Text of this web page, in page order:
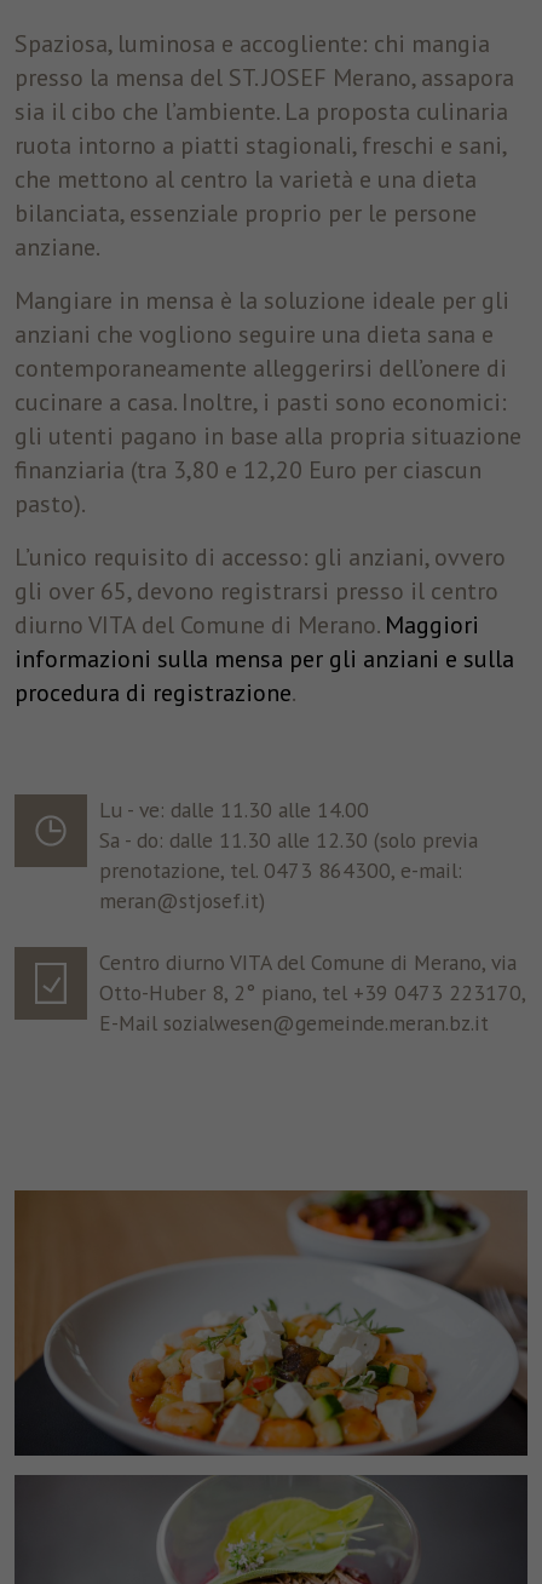
Spaziosa, luminosa e accogliente: chi mangia
presso la mensa del ST. JOSEF Merano, assapora
sia il cibo che l’ambiente. La proposta culinaria
ruota intorno a piatti stagionali, freschi e sani,
che mettono al centro la varietà e una dieta
bilanciata, essenziale proprio per le persone
anziane.
Mangiare in mensa è la soluzione ideale per gli
anziani che vogliono seguire una dieta sana e
contemporaneamente alleggerirsi dell’onere di
cucinare a casa. Inoltre, i pasti sono economici:
gli utenti pagano in base alla propria situazione
finanziaria (tra 3,80 e 12,20 Euro per ciascun
pasto).
L’unico requisito di accesso: gli anziani, ovvero
gli over 65, devono registrarsi presso il centro
diurno VITA del Comune di Merano. Maggiori
informazioni sulla mensa per gli anziani e sulla
procedura di registrazione.
Lu - ve: dalle 11.30 alle 14.00
Sa - do: dalle 11.30 alle 12.30 (solo previa
prenotazione, tel. 0473 864300, e-mail:
meran@stjosef.it)
Centro diurno VITA del Comune di Merano, via
Otto-Huber 8, 2° piano, tel +39 0473 223170,
E-Mail sozialwesen@gemeinde.meran.bz.it